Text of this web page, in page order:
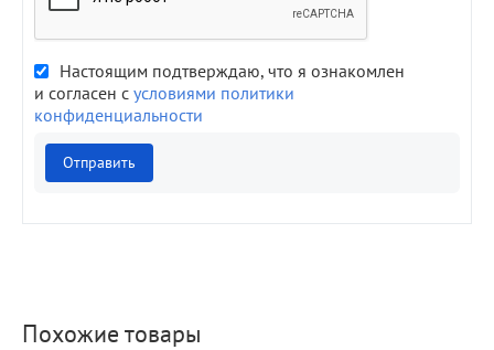
Настоящим подтверждаю, что я ознакомлен
и согласен с условиями политики
конфиденциальности
Отправить
Похожие товары